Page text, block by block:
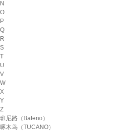
N
O
P
Q
R
S
T
U
V
W
X
Y
Z
班尼路（Baleno）
啄木鸟（TUCANO）